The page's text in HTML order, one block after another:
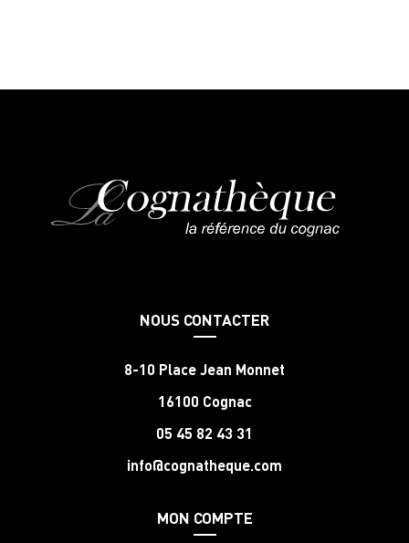
NOUS CONTACTER
8-10 Place Jean Monnet
16100 Cognac
05 45 82 43 31
info@cognatheque.com
MON COMPTE